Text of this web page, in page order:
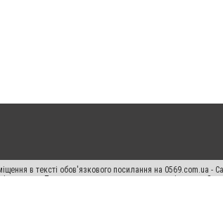
в тексті обов'язкового посилання на 0569.com.ua -
джерела. Порушення виняткових прав переслідується